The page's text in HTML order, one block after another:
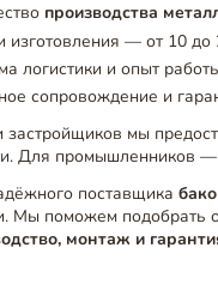
производства
изготовления — от 10 до
логистики и опыт
сопровождение и
застройщиков мы
Для промышленников —
поставщика
Мы поможем подобрать
монтаж и